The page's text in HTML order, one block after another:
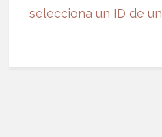
selecciona un ID de